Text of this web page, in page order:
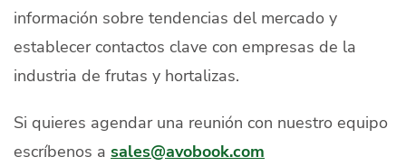
información sobre tendencias del mercado y
establecer contactos clave con empresas de la
industria de frutas y hortalizas.
Si quieres agendar una reunión con nuestro equipo
escríbenos a sales@avobook.com